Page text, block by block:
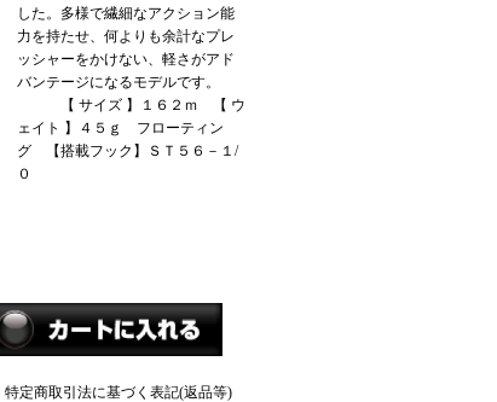
した。多様で繊細なアクション能
力を持たせ、何よりも余計なプレ
ッシャーをかけない、軽さがアド
バンテージになるモデルです。
【 サイズ 】１６２ｍ 【 ウ
ェイト 】４５ｇ フローティン
グ 【搭載フック】ＳＴ５６－１/
０
特定商取引法に基づく表記(返品等)